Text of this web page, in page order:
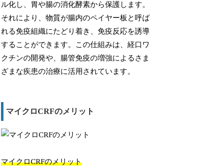
ル化し、胃や腸の消化酵素から保護します。
それにより、物質が腸内のペイヤー板と呼ば
れる免疫組織にたどり着き、免疫反応を誘導
することができます。この仕組みは、経口ワ
クチンの開発や、腸管免疫の増強によるさま
ざまな疾患の治療に活用されています。
マイクロCRFのメリット
マイクロCRFのメリット